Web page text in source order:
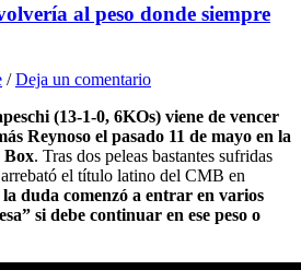
al peso donde siempre
/Deja un comentario
(13-1-0, 6KOs) viene de vencer
Reynoso el pasado 11 de mayo en la
Box. Tras dos peleas bastantes sufridas
el título latino del CMB en
la duda comenzó a entrar en varios
si debe continuar en ese peso o